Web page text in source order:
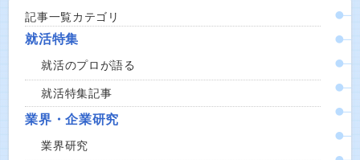
記事一覧カテゴリ
就活特集
就活のプロが語る
就活特集記事
業界・企業研究
業界研究